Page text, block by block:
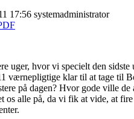
17:56 systemadministrator
uger, hvor vi specielt den
værnepligtige klar til at tage til
på dagen? Hvor gode ville
os alle på, da vi fik at vide, at